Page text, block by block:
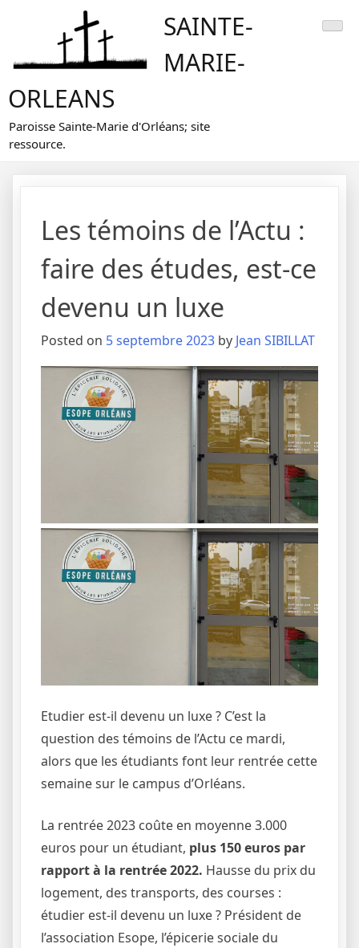
SAINTE-
MARIE-
ORLEANS
Paroisse Sainte-Marie d'Orléans; site
ressource.
Les témoins de l’Actu :
faire des études, est-ce
devenu un luxe
Posted on 5 septembre 2023 by Jean SIBILLAT
Etudier est-il devenu un luxe ? C’est la
question des témoins de l’Actu ce mardi,
alors que les étudiants font leur rentrée cette
semaine sur le campus d’Orléans.
La rentrée 2023 coûte en moyenne 3.000
euros pour un étudiant, plus 150 euros par
rapport à la rentrée 2022. Hausse du prix du
logement, des transports, des courses :
étudier est-il devenu un luxe ? Président de
l’association Esope, l’épicerie sociale du